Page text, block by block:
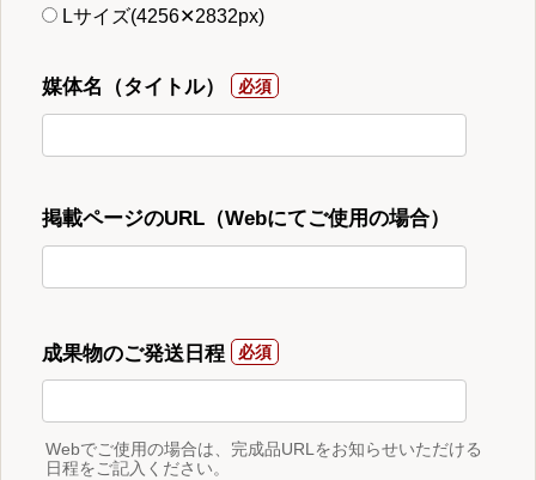
Lサイズ(4256✕2832px)
媒体名（タイトル）
掲載ページのURL（Webにてご使用の場合）
成果物のご発送日程
Webでご使用の場合は、完成品URLをお知らせいただける
日程をご記入ください。